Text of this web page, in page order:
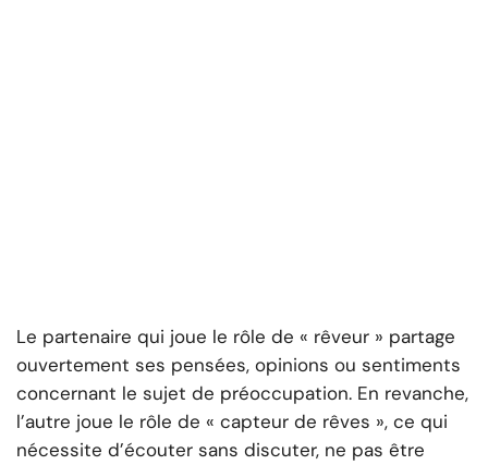
Le partenaire qui joue le rôle de « rêveur » partage
ouvertement ses pensées, opinions ou sentiments
concernant le sujet de préoccupation. En revanche,
l’autre joue le rôle de « capteur de rêves », ce qui
nécessite d’écouter sans discuter, ne pas être